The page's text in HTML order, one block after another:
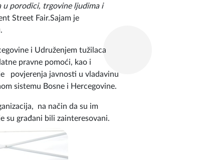
u porodici, trgovine ljudima i
Street Fair.Sajam je
i Udruženjem tužilaca
pravne pomoći, kao i
povjerenja javnosti u vladavinu
sistemu Bosne i Hercegovine.
na način da su im
su građani bili zainteresovani.